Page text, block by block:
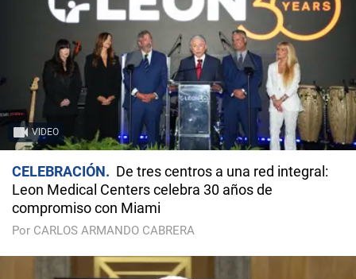
VIDEO
CELEBRACIÓN
De tres centros a una red integral:
Leon Medical Centers celebra 30 años de
compromiso con Miami
Por CARLOS ARMANDO CABRERA